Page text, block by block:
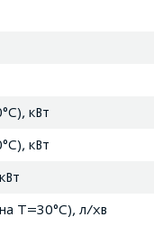
кВт
кВт
на Т=30°С), л/хв